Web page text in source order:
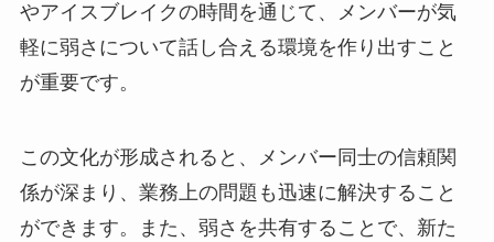
やアイスブレイクの時間を通じて、メンバーが気
軽に弱さについて話し合える環境を作り出すこと
が重要です。
この文化が形成されると、メンバー同士の信頼関
係が深まり、業務上の問題も迅速に解決すること
ができます。また、弱さを共有することで、新た